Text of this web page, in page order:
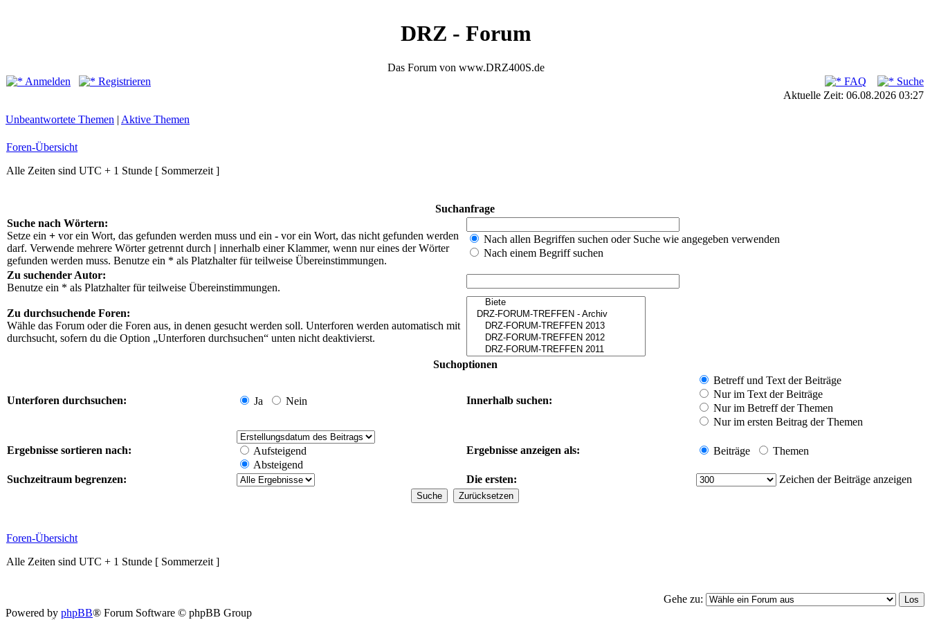
DRZ - Forum
Das Forum von www.DRZ400S.de
Anmelden
Registrieren FAQ
Suche
Aktuelle Zeit: 06.08.2026 03:27
Unbeantwortete Themen | Aktive Themen
Foren-Übersicht
Alle Zeiten sind UTC + 1 Stunde [ Sommerzeit ]
Suchanfrage
Suche nach Wörtern:
Setze ein + vor ein Wort, das gefunden werden muss und ein - vor ein Wort, das nicht gefunden werden
darf. Verwende mehrere Wörter getrennt durch | innerhalb einer Klammer, wenn nur eines der Wörter
gefunden werden muss. Benutze ein * als Platzhalter für teilweise Übereinstimmungen.
Nach allen Begriffen suchen oder Suche wie angegeben verwenden
Nach einem Begriff suchen
Zu suchender Autor:
Benutze ein * als Platzhalter für teilweise Übereinstimmungen.
Zu durchsuchende Foren:
Wähle das Forum oder die Foren aus, in denen gesucht werden soll. Unterforen werden automatisch mit
durchsucht, sofern du die Option „Unterforen durchsuchen“ unten nicht deaktivierst.
Suchoptionen
Unterforen durchsuchen: Ja Nein Innerhalb suchen:
Betreff und Text der Beiträge
Nur im Text der Beiträge
Nur im Betreff der Themen
Nur im ersten Beitrag der Themen
Ergebnisse sortieren nach:
Aufsteigend
Absteigend
Ergebnisse anzeigen als: Beiträge Themen
Suchzeitraum begrenzen: Die ersten: Zeichen der Beiträge anzeigen
Foren-Übersicht
Alle Zeiten sind UTC + 1 Stunde [ Sommerzeit ]
Gehe zu:
Powered by phpBB® Forum Software © phpBB Group